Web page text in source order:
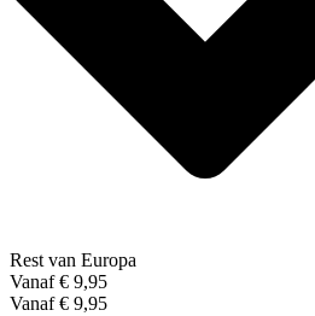
Rest van Europa
Vanaf € 9,95
Vanaf € 9,95